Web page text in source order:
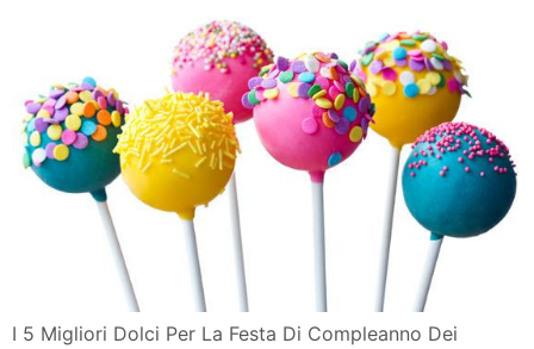
I 5 Migliori Dolci Per La Festa Di Compleanno Dei